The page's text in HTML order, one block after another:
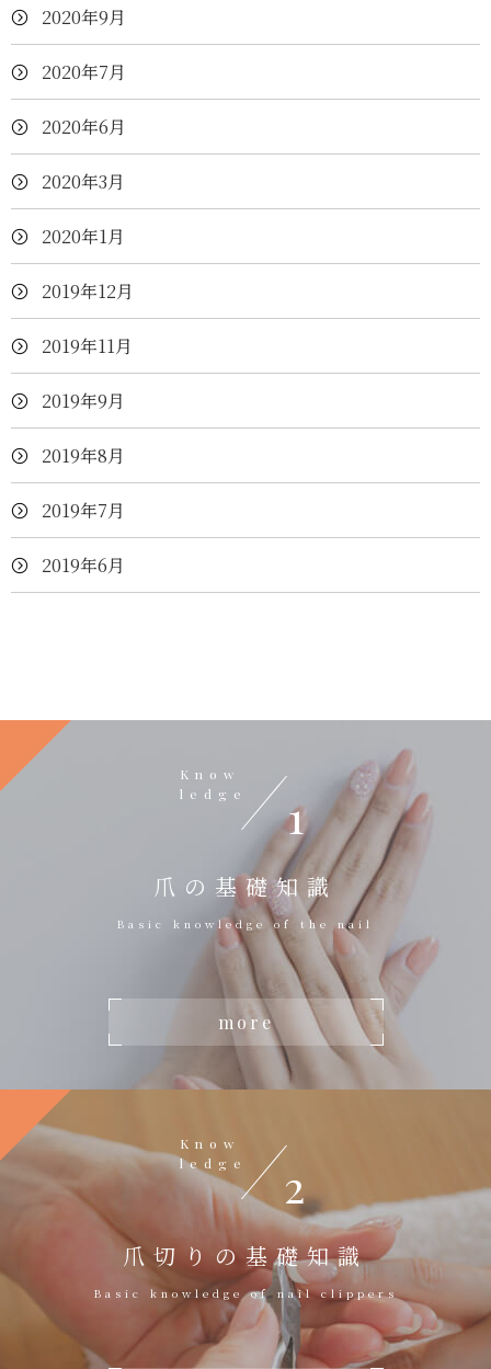
2020年9月
2020年7月
2020年6月
2020年3月
2020年1月
2019年12月
2019年11月
2019年9月
2019年8月
2019年7月
2019年6月
Know
ledge
1
爪の基礎知識
Basic knowledge of the nail
more
Know
ledge
2
爪切りの基礎知識
Basic knowledge of nail clippers